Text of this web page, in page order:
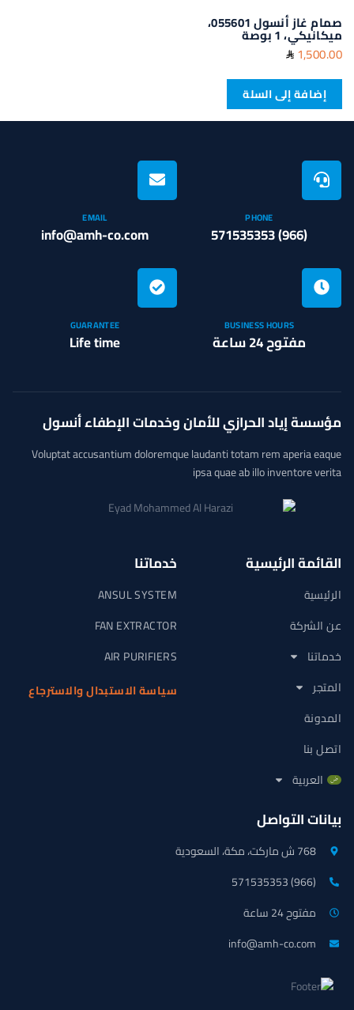
صمام غاز أنسول 055601،
ميكانيكي، 1 بوصة
1,500.00
إضافة إلى السلة
PHONE
(966) 571535353
EMAIL
info@amh-co.com
BUSINESS HOURS
مفتوح 24 ساعة
GUARANTEE
Life time
مؤسسة إياد الحرازي للأمان وخدمات الإطفاء أنسول
Voluptat accusantium doloremque laudanti totam rem aperia eaque
ipsa quae ab illo inventore verita
القائمة الرئيسية
الرئيسية
عن الشركة
خدماتنا
المتجر
المدونة
اتصل بنا
العربية
خدماتنا
ANSUL SYSTEM
FAN EXTRACTOR
AIR PURIFIERS
سياسة الاستبدال والاسترجاع
بيانات التواصل
768 ش ماركت، مكة، السعودية
(966) 571535353
مفتوح 24 ساعة
info@amh-co.com